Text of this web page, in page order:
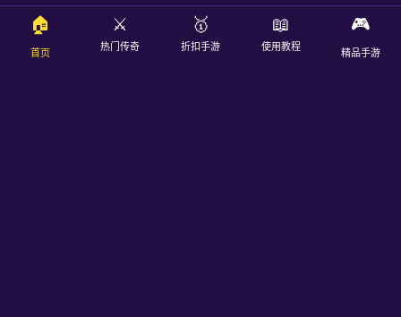
🏠
首页
⚔️
热门传奇
🥇
折扣手游
📖
使用教程
🎮
精品手游